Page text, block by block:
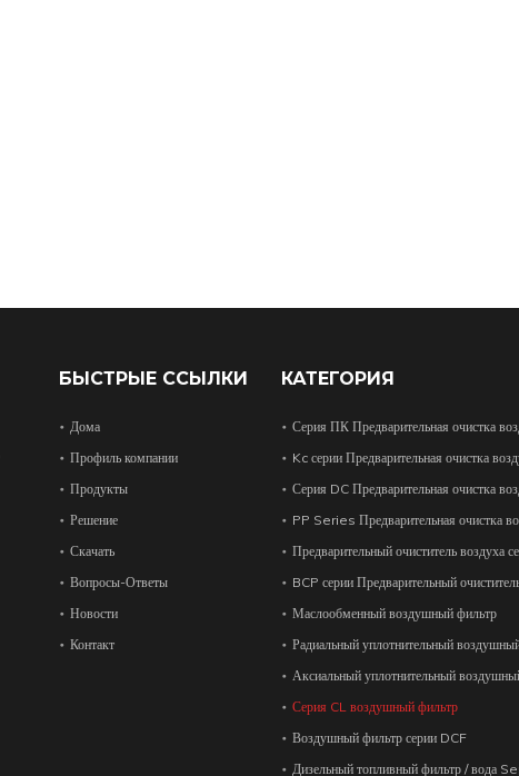
БЫСТРЫЕ ССЫЛКИ
Дома
Профиль компании
Продукты
Решение
Скачать
Вопросы-Ответы
Новости
Контакт
КАТЕГОРИЯ
Серия ПК Предварительная очистка
Kc серии Предварительная очистка
Серия DC Предварительная очистка
PP Series Предварительная очистка
Предварительный очиститель воздуха
BCP серии Предварительный
Маслообменный воздушный фильтр
Радиальный уплотнительный
Аксиальный уплотнительный
Серия CL воздушный фильтр
Воздушный фильтр серии DCF
Дизельный топливный фильтр / вода